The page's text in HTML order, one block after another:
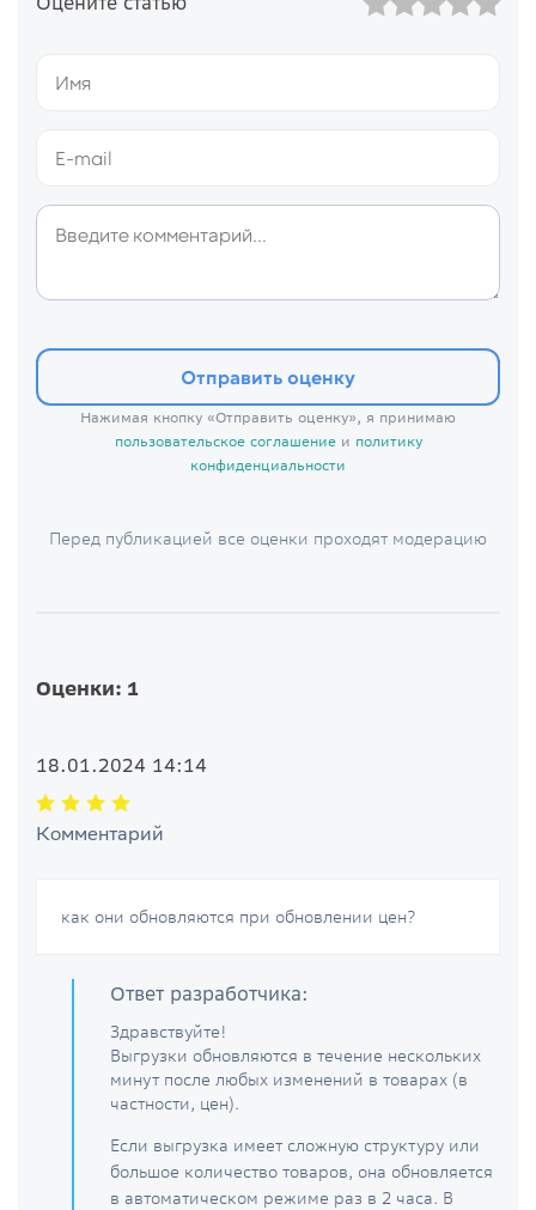
Отправить оценку
Нажимая кнопку «Отправить оценку», я принимаю
пользовательское соглашениеи политику
конфиденциальности
Перед публикацией все оценки проходят модерацию
Оценки: 1
18.01.2024 14:14
Комментарий
как они обновляются при обновлении цен?
Ответ разработчика:
Здравствуйте!
Выгрузки обновляются в течение нескольких
минут после любых изменений в товарах (в
частности, цен).
Если выгрузка имеет сложную структуру или
большое количество товаров, она обновляется
в автоматическом режиме раз в 2 часа. В